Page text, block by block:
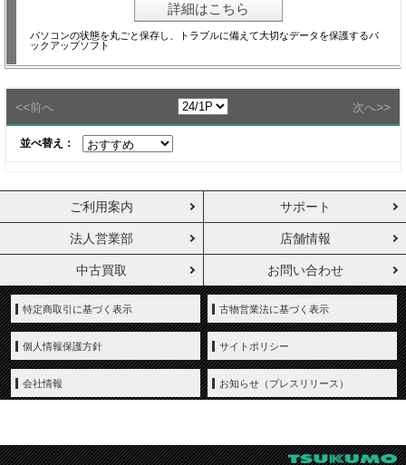
詳細はこちら
パソコンの状態を丸ごと保存し、トラブルに備えて大切なデータを保護するバ
ックアップソフト
<<前へ 次へ>>
並べ替え：
ご利用案内 サポート
法人営業部 店舗情報
中古買取 お問い合わせ
特定商取引に基づく表示 古物営業法に基づく表示
個人情報保護方針 サイトポリシー
会社情報 お知らせ（プレスリリース）